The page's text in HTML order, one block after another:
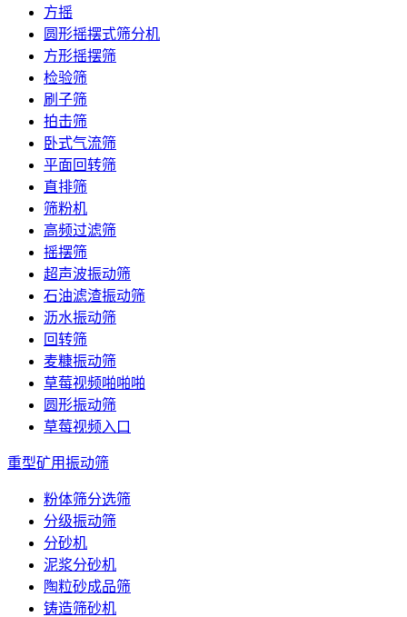
方摇
圆形摇摆式筛分机
方形摇摆筛
检验筛
刷子筛
拍击筛
卧式气流筛
平面回转筛
直排筛
筛粉机
高频过滤筛
摇摆筛
超声波振动筛
石油滤渣振动筛
沥水振动筛
回转筛
麦糠振动筛
草莓视频啪啪啪
圆形振动筛
草莓视频入口
重型矿用振动筛
粉体筛分选筛
分级振动筛
分砂机
泥浆分砂机
陶粒砂成品筛
铸造筛砂机